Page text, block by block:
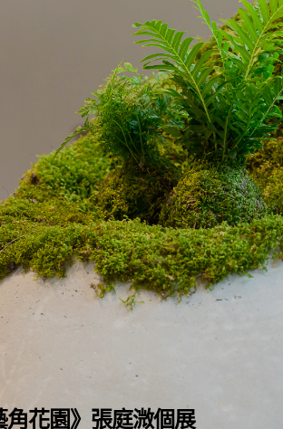
角花園》張庭溦個展